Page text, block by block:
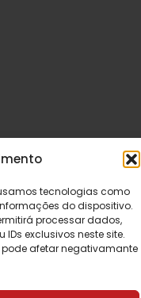
tecnologias como
do dispositivo.
processar dados,
exclusivos neste site.
pode afetar negativamante
Todos os